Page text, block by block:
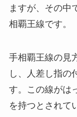
ますが、その中
相覇王線です。
手相覇王線の見
し、人差し指の
す。この線がは
を持つとされて